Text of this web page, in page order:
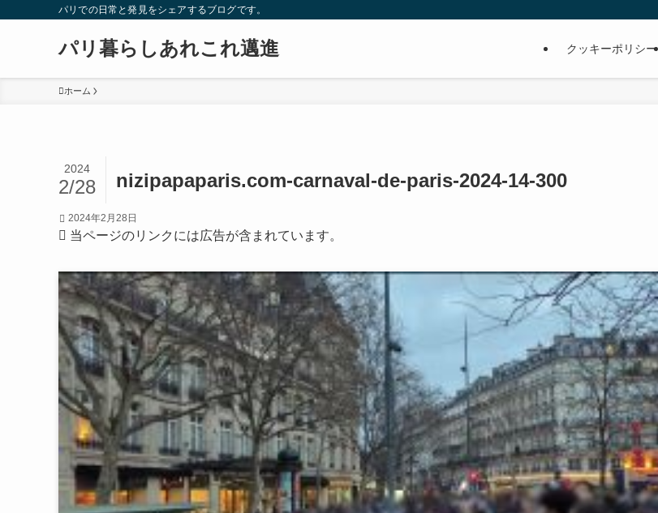
パリでの日常と発見をシェアするブログです。
パリ暮らしあれこれ邁進 クッキーポリシー
ホーム
nizipapaparis.com-carnaval-de-paris-2024-14-300
2024
2/28
2024年2月28日
当ページのリンクには広告が含まれています。